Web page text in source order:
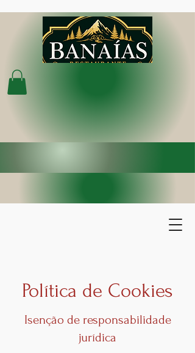
Política de Cookies
Isenção de responsabilidade
jurídica